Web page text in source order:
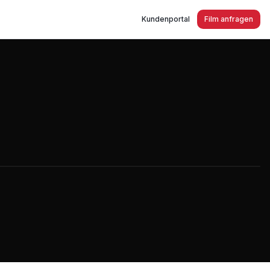
Kundenportal Film anfragen